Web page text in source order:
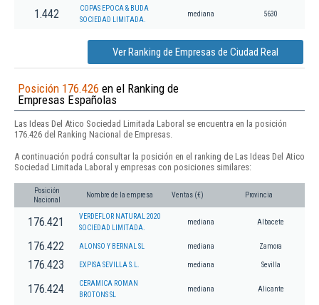
1.442
COPAS EPOCA & BUDA
SOCIEDAD LIMITADA.
mediana 5630
Ver Ranking de Empresas de Ciudad Real
Posición 176.426 en el Ranking de
Empresas Españolas
Las Ideas Del Atico Sociedad Limitada Laboral se encuentra en la posición
176.426 del Ranking Nacional de Empresas.
A continuación podrá consultar la posición en el ranking de Las Ideas Del Atico
Sociedad Limitada Laboral y empresas con posiciones similares:
Posición
Nacional
Nombre de la empresa Ventas (€) Provincia
176.421
VERDEFLOR NATURAL 2020
SOCIEDAD LIMITADA.
mediana Albacete
176.422 ALONSO Y BERNAL SL mediana Zamora
176.423 EXPISA SEVILLA S.L. mediana Sevilla
176.424
CERAMICA ROMAN
BROTONS SL
mediana Alicante